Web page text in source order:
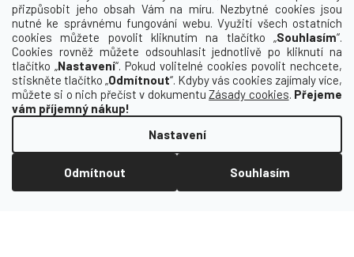
přizpůsobit jeho obsah Vám na míru. Nezbytné cookies jsou
nutné ke správnému fungování webu. Využití všech ostatních
cookies můžete povolit kliknutím na tlačítko „Souhlasím“.
Cookies rovněž můžete odsouhlasit jednotlivě po kliknutí na
tlačítko „Nastavení“. Pokud volitelné cookies povolit nechcete,
stiskněte tlačítko „Odmítnout“. Kdyby vás cookies zajímaly více,
můžete si o nich přečíst v dokumentuZásady cookies. Přejeme
vám příjemný nákup!
Nastavení
Odmítnout Souhlasím
Možnosti dopravy